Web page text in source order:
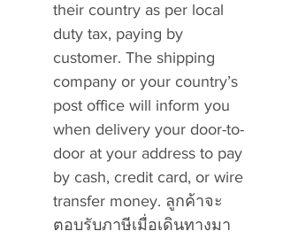
their country as per local
duty tax, paying by
customer. The shipping
company or your country’s
post office will inform you
when delivery your door-to-
door at your address to pay
by cash, credit card, or wire
transfer money. ลูกค้าจะ
ตอบรับภาษีเมื่อเดินทางมา